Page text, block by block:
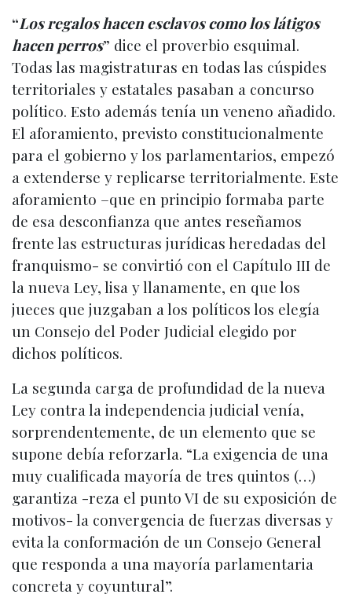
“Los regalos hacen esclavos como los látigos
hacen perros” dice el proverbio esquimal.
Todas las magistraturas en todas las cúspides
territoriales y estatales pasaban a concurso
político. Esto además tenía un veneno añadido.
El aforamiento, previsto constitucionalmente
para el gobierno y los parlamentarios, empezó
a extenderse y replicarse territorialmente. Este
aforamiento –que en principio formaba parte
de esa desconfianza que antes reseñamos
frente las estructuras jurídicas heredadas del
franquismo- se convirtió con el Capítulo III de
la nueva Ley, lisa y llanamente, en que los
jueces que juzgaban a los políticos los elegía
un Consejo del Poder Judicial elegido por
dichos políticos.
La segunda carga de profundidad de la nueva
Ley contra la independencia judicial venía,
sorprendentemente, de un elemento que se
supone debía reforzarla. “La exigencia de una
muy cualificada mayoría de tres quintos (…)
garantiza -reza el punto VI de su exposición de
motivos- la convergencia de fuerzas diversas y
evita la conformación de un Consejo General
que responda a una mayoría parlamentaria
concreta y coyuntural”.